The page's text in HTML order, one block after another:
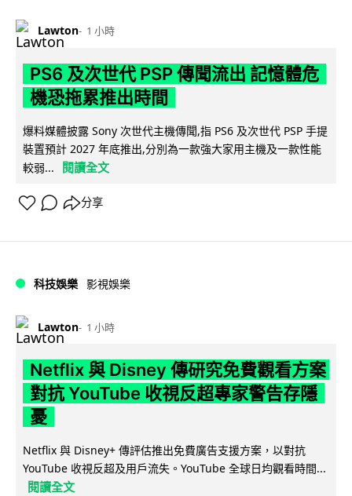
Lawton 1 小時
PS6 及次世代 PSP 傳聞流出 記憶體危
機恐拖累推出時間
爆料媒體披露 Sony 次世代主機傳聞,指 PS6 及次世代 PSP 手提
裝置預計 2027 年底推出,分別為一款強大家用主機及一款性能
較弱...
閱讀全文
分享
科技娛樂 影視娛樂
Lawton 1 小時
Netflix 與 Disney 傳研究免費觀看方案
對抗 YouTube 收視反超專家警告存隱
憂
Netflix 與 Disney+ 傳評估推出免費廣告支援方案，以對抗
YouTube 收視反超及用戶流失。YouTube 全球日均觀看時間...
閱讀全文